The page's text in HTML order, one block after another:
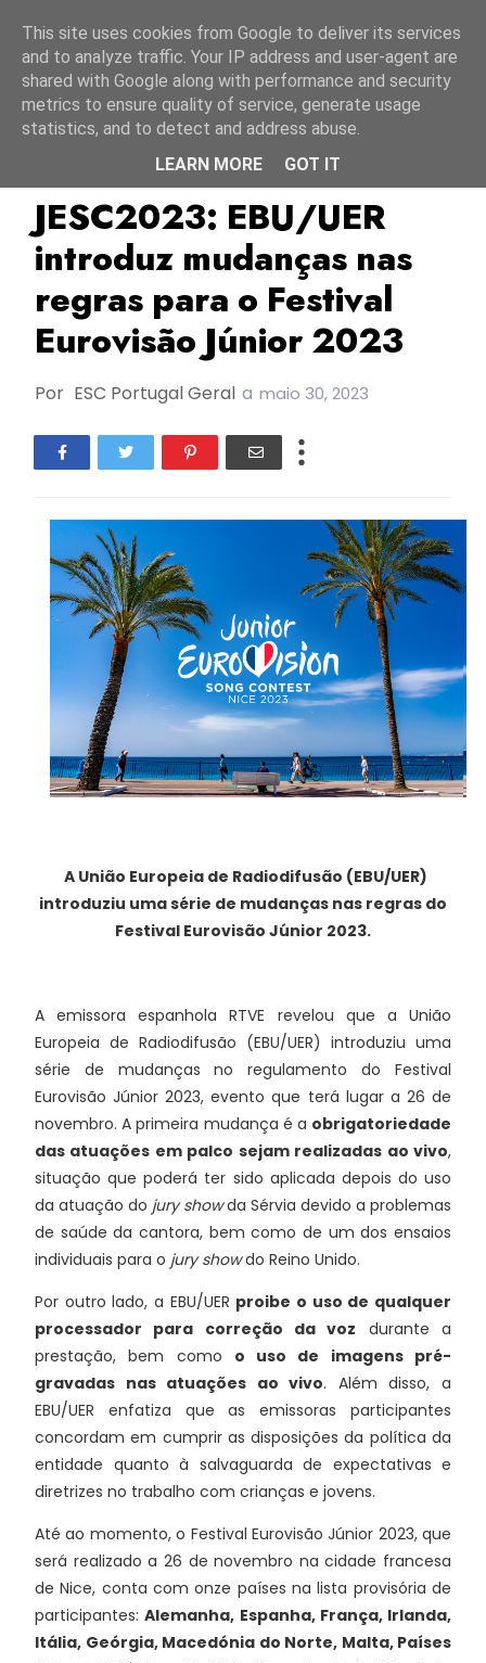
JESC2023 TOP
JESC2023: EBU/UER
introduz mudanças nas
regras para o Festival
Eurovisão Júnior 2023
Por ESC Portugal Geral a maio 30, 2023
A União Europeia de Radiodifusão (EBU/UER)
introduziu uma série de mudanças nas regras do
Festival Eurovisão Júnior 2023.
A emissora espanhola RTVE revelou que a União
Europeia de Radiodifusão (EBU/UER) introduziu uma
série de mudanças no regulamento do Festival
Eurovisão Júnior 2023, evento que terá lugar a 26 de
novembro. A primeira mudança é a obrigatoriedade
das atuações em palco sejam realizadas ao vivo,
situação que poderá ter sido aplicada depois do uso
da atuação do jury showda Sérvia devido a problemas
de saúde da cantora, bem como de um dos ensaios
individuais para o jury showdo Reino Unido.
Por outro lado, a EBU/UER proibe o uso de qualquer
processador para correção da voz durante a
prestação, bem como o uso de imagens pré-
gravadas nas atuações ao vivo. Além disso, a
EBU/UER enfatiza que as emissoras participantes
concordam em cumprir as disposições da política da
entidade quanto à salvaguarda de expectativas e
diretrizes no trabalho com crianças e jovens.
Até ao momento, o Festival Eurovisão Júnior 2023, que
será realizado a 26 de novembro na cidade francesa
de Nice, conta com onze países na lista provisória de
participantes:Alemanha, Espanha, França, Irlanda,
Itália, Geórgia, Macedónia do Norte, Malta, Países
This site uses cookies from Google to deliver its services
and to analyze traffic. Your IP address and user-agent are
shared with Google along with performance and security
metrics to ensure quality of service, generate usage
statistics, and to detect and address abuse.
LEARN MORE
GOT IT